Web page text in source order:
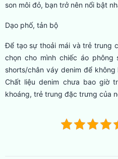
son môi đỏ, bạn trở nên nổi bật
Dạo phố, tản bộ
Để tạo sự thoải mái và trẻ trung
chọn cho mình chiếc áo
shorts/chân váy denim để
Chất liệu denim chưa bao giờ
khoáng, trẻ trung đặc trưng của